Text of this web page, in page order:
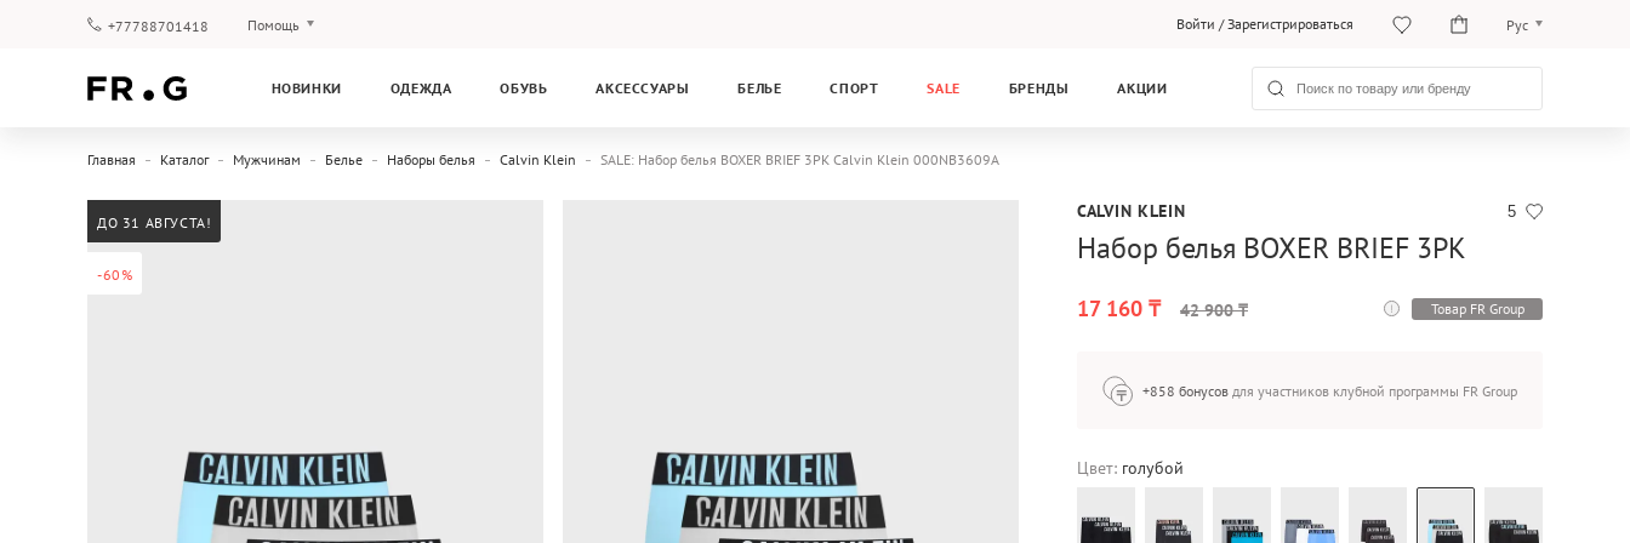
+77788701418 Помощь Войти /Зарегистрироваться Рус
Қаз
НОВИНКИ ОДЕЖДА ОБУВЬ АКСЕССУАРЫ БЕЛЬЕ СПОРТ SALE БРЕНДЫ АКЦИИ
Главная Каталог Мужчинам Белье Наборы белья Calvin Klein SALE: Набор белья BOXER BRIEF 3PK Calvin Klein 000NB3609A
-60%
ДО 31 АВГУСТА!
5
CALVIN KLEIN
Набор белья BOXER BRIEF 3PK
17 160 ₸ 42 900 ₸ Товар FR Group
+858 бонусов для участников клубной программы FR Group
Цвет: голубой